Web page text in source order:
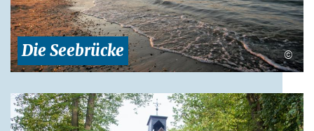
Die Seebrücke ©